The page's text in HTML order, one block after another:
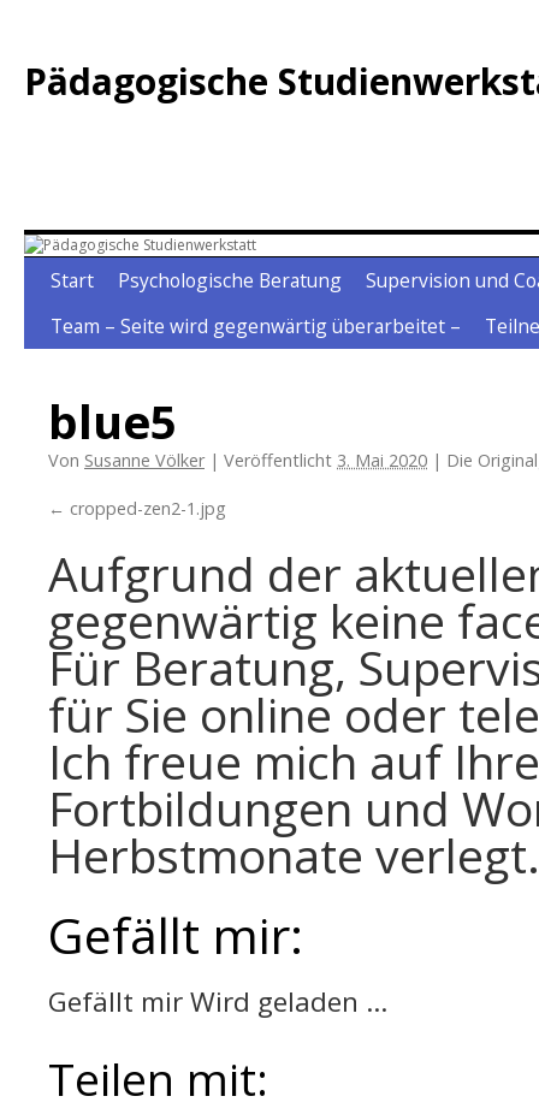
springen
Pädagogische
Start Psychologische Beratung
Supervision und
Team – Seite wird gegenwärtig überarbeitet –
blue5
Von Susanne Völker | Veröffentlicht 3. Mai 2020 | Die
cropped-zen2-1.jpg
Aufgrund der
gegenwärtig keine
Für Beratung,
für Sie online oder
Ich freue mich auf
Fortbildungen und
Herbstmonate verlegt.
Gefällt mir:
Gefällt mirWird geladen …
Teilen mit: